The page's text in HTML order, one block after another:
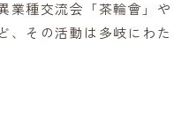
業種交流会「茶輪會」や
、その活動は多岐にわた